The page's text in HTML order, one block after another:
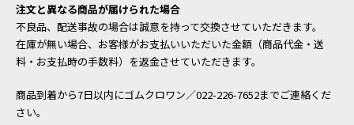
注文と異なる商品が届けられた場合
不良品、配送事故の場合は誠意を持って交換させていただきます。
在庫が無い場合、お客様がお支払いいただいた金額（商品代金・送
料・お支払時の手数料）を返金させていただきます。
商品到着から7日以内にゴムクロワン／022-226-7652までご連絡くだ
さい。